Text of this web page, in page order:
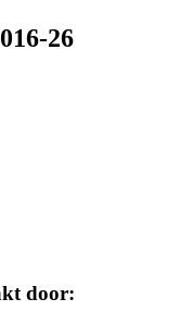
26
door: